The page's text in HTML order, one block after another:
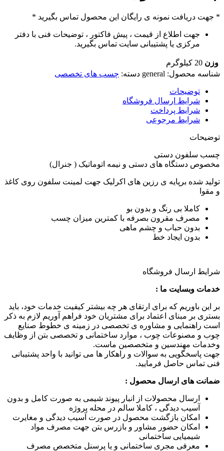
* جهت دریافت نمونه ی رایگان این محصول تماس بگیرید *
جهت اطلاع از قیمت ، پیش فاکتور ، توضیحات فنی با دفتر
مرکزی یا پشتیبانی سایت تماس بگیرید.
وزن 20 کیلوگرم
شناسه محصول: general دسته: چسب های تخصصی
توضیحات
شرایط ارسال فروشگاه
شرایط پرداخت
شرایط مرجوعی
توضیحات
چسب سلفون دستی
مخصوص دستگاه های دستی و نیمه اتوماتیک ( جنرال)
تولید شده برپایه ی رزین های اکرلیک جهت لمینت سلفون روی کاغذ
و مقوا
کاملا بی رنگ و بدون بو
مصرف مقرون بصرفه با کمترین میزان چسب
بدون حباب و چشم ماهی
بدون ایجاد خط
شرایط ارسال فروشگاه
خدمات وبسایت ما :
بر این باوریم که برای ارتقای هر چه بیشتر کیفیت خدمات خود، باید
بستری بر مبنای اعتماد برای مشتریان خود فراهم آوریم لازم به ذکر
است راهنمایی و مشاوره ی تخصصی در زمینه ی خطوط صنایع
چوب و مصنوعات چوب ، موارد ساختمانی و تخصصی بتن از وظایف
وخدمات مهندسین و متخصصین ماست.
جهت پاسخگویی به سوالات و راهکار ها می توانید با واحد پشتیبانی
فنی تماس حاصل فرمایید.
ضمانت های ارسال محصول :
ارسال محصولات از انبار پیوند شیمی به صورت کامل و بدون
آسیب دیدگی ، کاملا سالم در محله پروژه
امکان بازگشت محصول در صورت آسیب دیدگی و مغایرت
امکان حضور مشاور و بازرس بتن جهت مصرف مواد
شیمیایی ساختمانی
معرفی مجری ساختمانی و یا پرسنل متخصص مصرف